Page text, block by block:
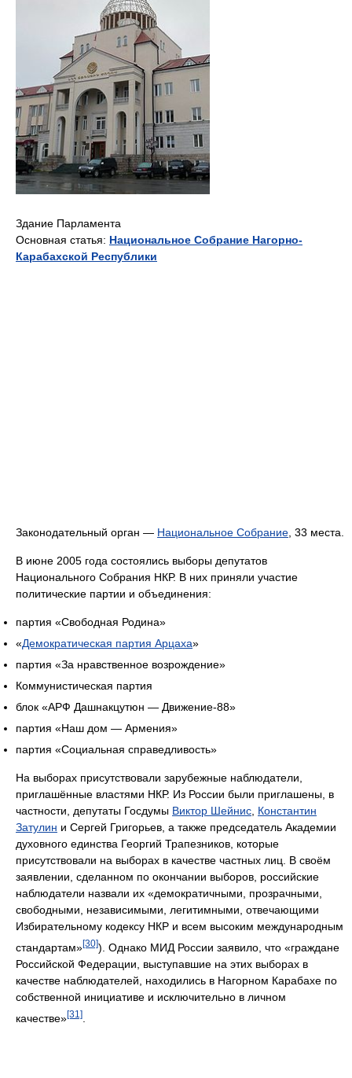
Здание Парламента
Основная статья: Национальное Собрание Нагорно-
Карабахской Республики
Законодательный орган — Национальное Собрание, 33 места.
В июне 2005 года состоялись выборы депутатов
Национального Собрания НКР. В них приняли участие
политические партии и объединения:
партия «Свободная Родина»
«Демократическая партия Арцаха»
партия «За нравственное возрождение»
Коммунистическая партия
блок «АРФ Дашнакцутюн — Движение-88»
партия «Наш дом — Армения»
партия «Социальная справедливость»
На выборах присутствовали зарубежные наблюдатели,
приглашённые властями НКР. Из России были приглашены, в
частности, депутаты Госдумы Виктор Шейнис, Константин
Затулин и Сергей Григорьев, а также председатель Академии
духовного единства Георгий Трапезников, которые
присутствовали на выборах в качестве частных лиц. В своём
заявлении, сделанном по окончании выборов, российские
наблюдатели назвали их «демократичными, прозрачными,
свободными, независимыми, легитимными, отвечающими
Избирательному кодексу НКР и всем высоким международным
стандартам»[30]). Однако МИД России заявило, что «граждане
Российской Федерации, выступавшие на этих выборах в
качестве наблюдателей, находились в Нагорном Карабахе по
собственной инициативе и исключительно в личном
качестве»[31]